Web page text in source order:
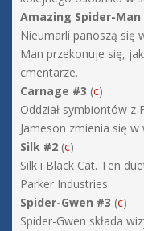
Amazing Spider-Man
Nieumarli panoszą się
Man przekonuje się,
cmentarze.
Carnage #3 (c)
Oddział symbiontów z
Jameson zmienia się w
Silk #2 (c)
Silk i Black Cat. Ten
Parker Industries.
Spider-Gwen #3 (c)
Spider-Gwen składa